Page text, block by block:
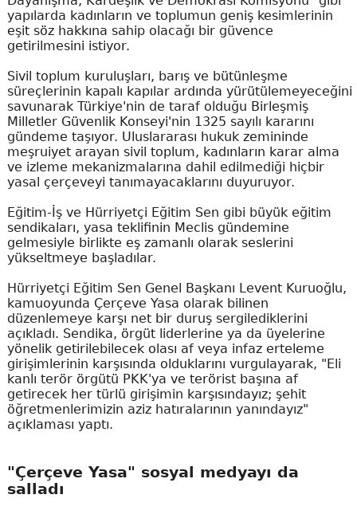
yapılarda kadınların ve toplumun geniş kesimlerinin
eşit söz hakkına sahip olacağı bir güvence
getirilmesini istiyor.
Sivil toplum kuruluşları, barış ve bütünleşme
süreçlerinin kapalı kapılar ardında yürütülemeyeceğini
savunarak Türkiye'nin de taraf olduğu Birleşmiş
Milletler Güvenlik Konseyi'nin 1325 sayılı kararını
gündeme taşıyor. Uluslararası hukuk zemininde
meşruiyet arayan sivil toplum, kadınların karar alma
ve izleme mekanizmalarına dahil edilmediği hiçbir
yasal çerçeveyi tanımayacaklarını duyuruyor.
Eğitim-İş ve Hürriyetçi Eğitim Sen gibi büyük eğitim
sendikaları, yasa teklifinin Meclis gündemine
gelmesiyle birlikte eş zamanlı olarak seslerini
yükseltmeye başladılar.
Hürriyetçi Eğitim Sen Genel Başkanı Levent Kuruoğlu,
kamuoyunda Çerçeve Yasa olarak bilinen
düzenlemeye karşı net bir duruş sergilediklerini
açıkladı. Sendika, örgüt liderlerine ya da üyelerine
yönelik getirilebilecek olası af veya infaz erteleme
girişimlerinin karşısında olduklarını vurgulayarak, "Eli
kanlı terör örgütü PKK'ya ve terörist başına af
getirecek her türlü girişimin karşısındayız; şehit
öğretmenlerimizin aziz hatıralarının yanındayız"
açıklaması yaptı.
"Çerçeve Yasa" sosyal medyayı da
salladı